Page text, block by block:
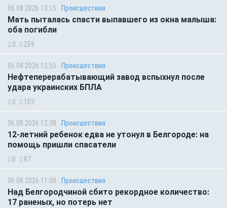
06.08.2026 13:15 Происшествия
Мать пыталась спасти выпавшего из окна малыша:
оба погибли
0 259
06.08.2026 12:55 Происшествия
Нефтеперерабатывающий завод вспыхнул после
удара украинских БПЛА
0 103
06.08.2026 12:38 Происшествия
12-летний ребенок едва не утонул в Белгороде: на
помощь пришли спасатели
0 87
06.08.2026 11:00 Происшествия
Над Белгородчиной сбито рекордное количество:
17 раненых, но потерь нет